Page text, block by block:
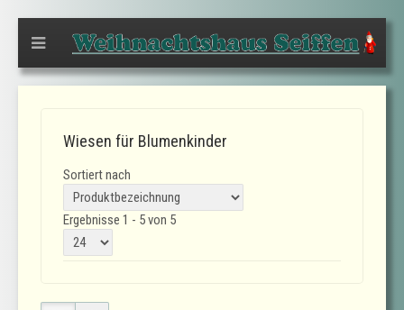
Wiesen für Blumenkinder
Sortiert nach
Ergebnisse 1 - 5 von 5